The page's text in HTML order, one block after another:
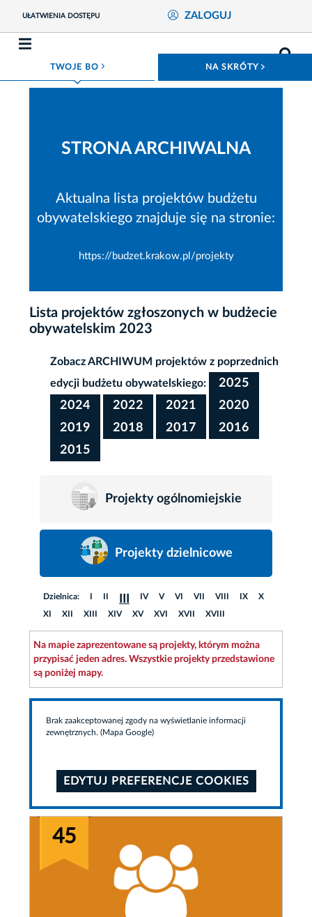
UŁATWIENIA DOSTĘPU ZALOGUJ
TWOJE BO ROZWIŃ MENU NA SKRÓTY
STRONA ARCHIWALNA
Aktualna lista projektów budżetu
obywatelskiego znajduje się na stronie:
https://budzet.krakow.pl/projekty
Lista projektów zgłoszonych w budżecie
obywatelskim 2023
Zobacz ARCHIWUM projektów z poprzednich
edycji budżetu obywatelskiego:
2025
2024
2022 2021
2020
2019
2018 2017
2016
2015
Projekty ogólnomiejskie
Projekty dzielnicowe
Dzielnica: I II IV V VI VII VIII IX X
XI XII XIII XIV XV XVI XVII XVIII
Na mapie zaprezentowane są projekty, którym można
przypisać jeden adres. Wszystkie projekty przedstawione
są poniżej mapy.
Brak zaakceptowanej zgody na wyświetlanie informacji
zewnętrznych. (Mapa Google)
EDYTUJ PREFERENCJE COOKIES
45